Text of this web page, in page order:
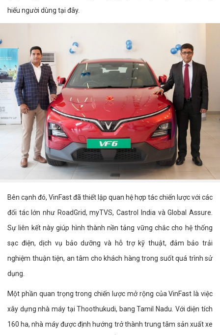
hiếu người dùng tại đây.
Bên cạnh đó, VinFast đã thiết lập quan hệ hợp tác chiến lược với các
đối tác lớn như RoadGrid, myTVS, Castrol India và Global Assure.
Sự liên kết này giúp hình thành nền tảng vững chắc cho hệ thống
sạc điện, dịch vụ bảo dưỡng và hỗ trợ kỹ thuật, đảm bảo trải
nghiệm thuận tiện, an tâm cho khách hàng trong suốt quá trình sử
dụng.
Một phần quan trọng trong chiến lược mở rộng của VinFast là việc
xây dựng nhà máy tại Thoothukudi, bang Tamil Nadu. Với diện tích
160 ha, nhà máy được định hướng trở thành trung tâm sản xuất xe